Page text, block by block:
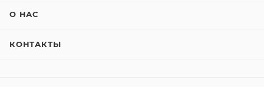
О НАС
КОНТАКТЫ